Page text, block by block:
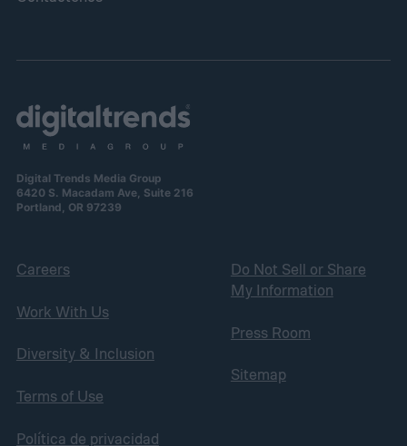
Digital Trends Media Group
6420 S. Macadam Ave, Suite 216
Portland, OR 97239
Careers
Work With Us
Diversity & Inclusion
Terms of Use
Política de privacidad
Do Not Sell or Share
My Information
Press Room
Sitemap